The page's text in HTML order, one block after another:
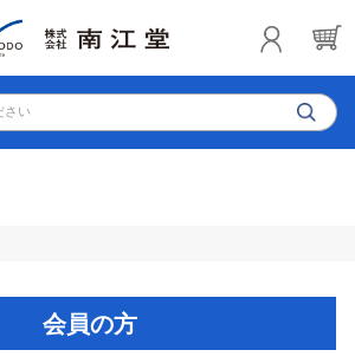
さい
会員の方